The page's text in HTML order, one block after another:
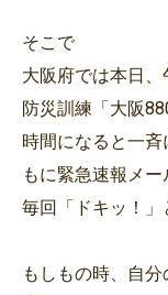
そこで
大阪府では本日
防災訓練「大阪
時間になると一
もに緊急速報メー
毎回「ドキッ！」
もしもの時、自